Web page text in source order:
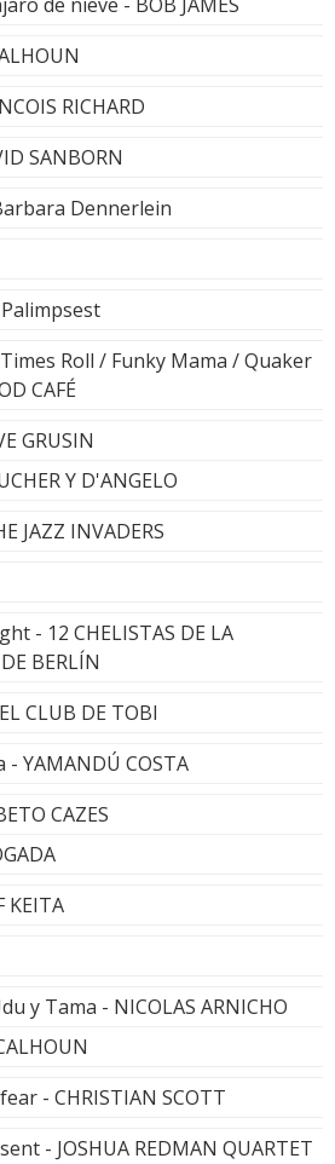
RICHARD
SANBORN
Dennerlein
Roll / Funky Mama / Quaker
CAFÉ
GRUSIN
Y D'ANGELO
JAZZ INVADERS
- 12 CHELISTAS DE LA
BERLÍN
CLUB DE TOBI
- YAMANDÚ COSTA
CAZES
KEITA
y Tama - NICOLAS ARNICHO
- CHRISTIAN SCOTT
- JOSHUA REDMAN QUARTET